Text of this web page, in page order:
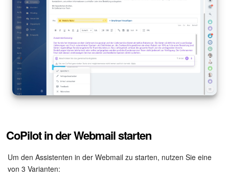
CRM
Buchung
KI in Bitrix24
Elektronische Unterschrift für HR
Contact Center
CoPilot in der Webmail starten
Um den Assistenten in der Webmail zu starten, nutzen Sie eine
von 3 Varianten: